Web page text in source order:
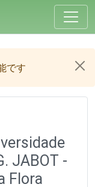
です
JABOT -
Flora